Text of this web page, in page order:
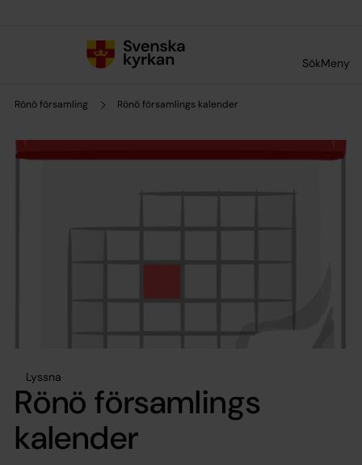
SökMeny
Rönö församling Rönö församlings kalender
Lyssna
Rönö församlings
kalender